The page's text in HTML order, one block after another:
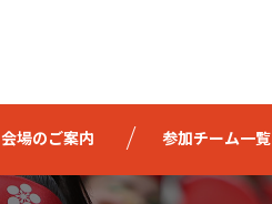
会場のご案内 参加チーム一覧